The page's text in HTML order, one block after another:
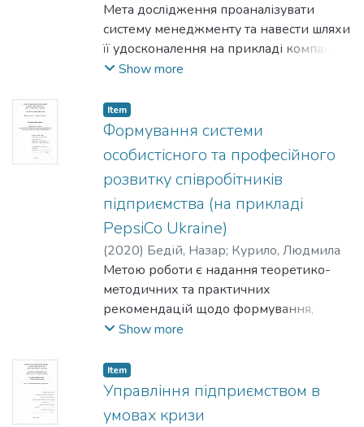
Оксана
Мета дослідження проаналізувати
систему менеджменту та навести шляхи
її удосконалення на прикладі компанії
"АЛЛО".
Show more
Item
Формування системи
особистісного та професійного
розвитку співробітників
підприємства (на прикладі
PepsiCo Ukraine)
(2020) Бедій, Назар; Курило, Людмила
Метою роботи є надання теоретико-
методичних та практичних
рекомендацій щодо формування,
впровадження та оцінювання
професійного розвитку співробітників
компаній на прикладі PepsiCo Ukraine,
Show more
Item
Управління підприємством в
умовах кризи